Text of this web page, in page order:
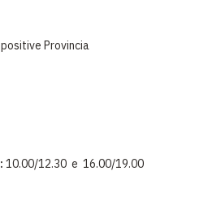
Provincia
10.00/12.30 e 16.00/19.00